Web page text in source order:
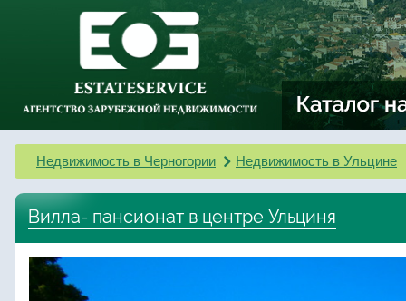
Недвижимость в Черногории Недвижимость в Ульцине
Вилла- пансионат в центре Ульциня